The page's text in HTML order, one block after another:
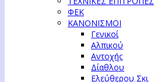
ΦΕΚ
ΚΑΝΟΝΙΣΜΟΙ
Γενικοί
Αλπικού
Αντοχής
Δίαθλου
Ελεύθερου Σκι